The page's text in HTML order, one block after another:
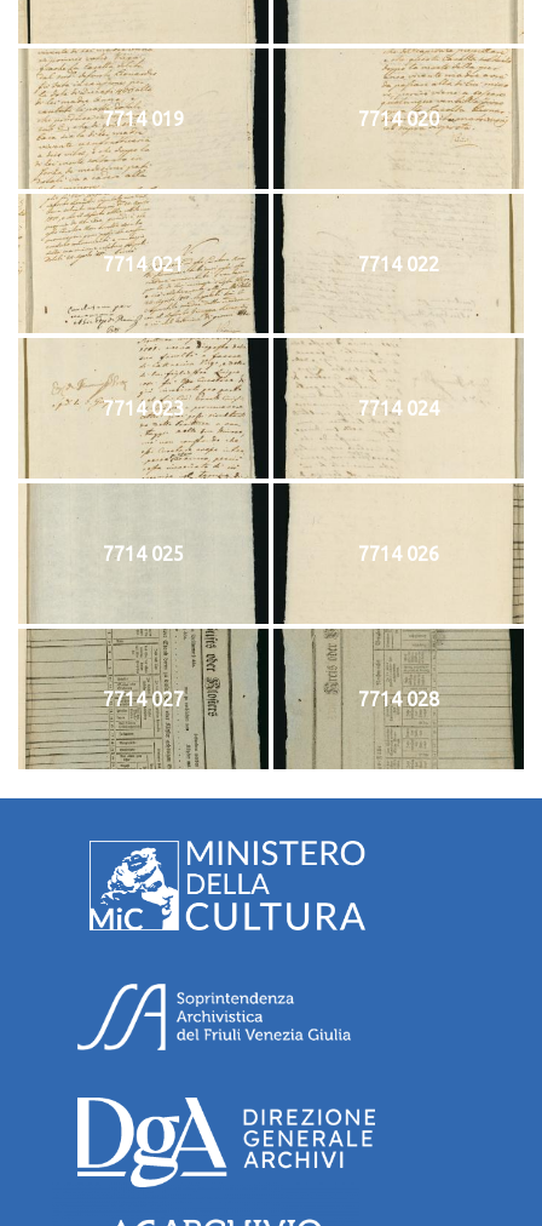
7714 019 7714 020
7714 021 7714 022
7714 023 7714 024
7714 025 7714 026
7714 027 7714 028